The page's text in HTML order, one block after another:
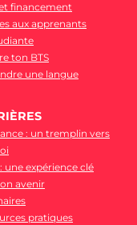
financement
aux apprenants
ton BTS
une langue
: un tremplin vers
une expérience clé
avenir
pratiques